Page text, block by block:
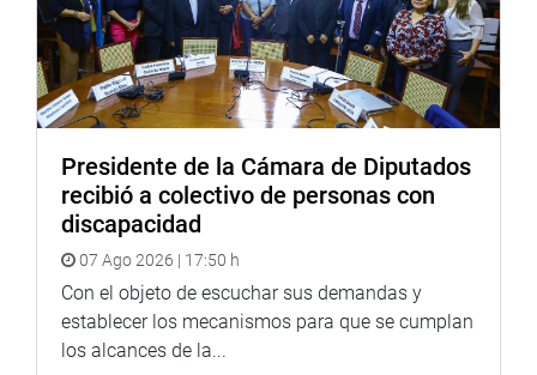
automatizadas industrializadas, a fin de preservar el
enfoque de las unidades productivas familiares, micro y
pequeña empresa que mantienen técnicas tradicionales.
Asimismo, hizo lo propio con su Proyecto de Ley N.°
temporal a los gobiernos subnacionales a transferir los
predios pertenecientes a los parques industriales a
efectos de afianzar la seguridad jurídica y los derechos de
propiedad.
Dijo que el Estado debe separar espacios en el territorio
nacional donde los empresarios puedan acceder a
servicios básicos. Estos predios deben estar ubicados
Presidente de la Cámara de Diputados
recibió a colectivo de personas con
discapacidad
07 Ago 2026 | 17:50 h
Con el objeto de escuchar sus demandas y
establecer los mecanismos para que se cumplan
los alcances de la...